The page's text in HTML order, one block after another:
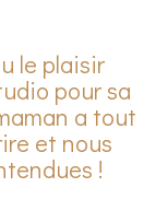
le plaisir
pour sa
a tout
et nous
!